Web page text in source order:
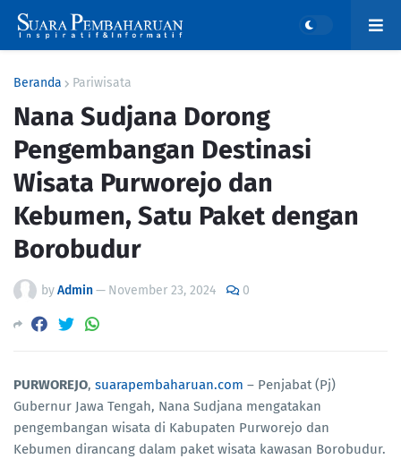
Beranda Pariwisata
Nana Sudjana Dorong
Pengembangan Destinasi
Wisata Purworejo dan
Kebumen, Satu Paket dengan
Borobudur
byAdmin— November 23, 2024 0
PURWOREJO, suarapembaharuan.com – Penjabat (Pj)
Gubernur Jawa Tengah, Nana Sudjana mengatakan
pengembangan wisata di Kabupaten Purworejo dan
Kebumen dirancang dalam paket wisata kawasan Borobudur.